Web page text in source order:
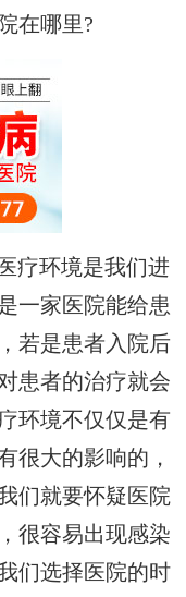
在哪里?
疗环境是我们进
一家医院能给患
若是患者入院后
患者的治疗就会
环境不仅仅是有
很大的影响的，
们就要怀疑医院
很容易出现感染
们选择医院的时